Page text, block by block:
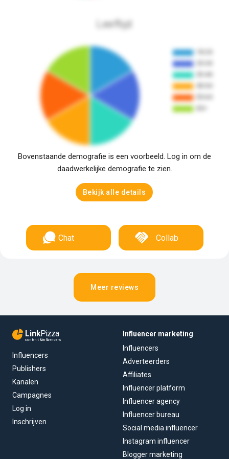
Leeftijd
Bovenstaande demografie is een voorbeeld. Log in om de
daadwerkelijke demografie te zien.
Bekijk alle details
Chat Collab
Meer reviews
LinkPizza
content & influencers
Influencers
Publishers
Kanalen
Campagnes
Log in
Inschrijven
Influencer marketing
Influencers
Adverteerders
Affiliates
Influencer platform
Influencer agency
Influencer bureau
Social media influencer
Instagram influencer
Blogger marketing